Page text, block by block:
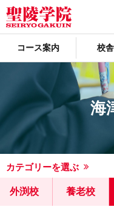
コース案内 校
海
カテゴリーを選ぶ
外渕校 養老校